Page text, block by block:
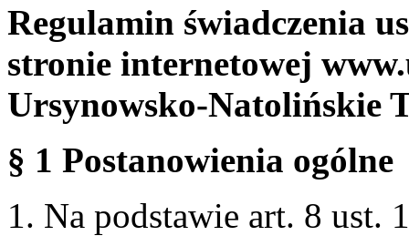
Regulamin świadczenia
stronie internetowej
Ursynowsko-Natolińskie
§ 1 Postanowienia ogólne
1. Na podstawie art. 8 ust.